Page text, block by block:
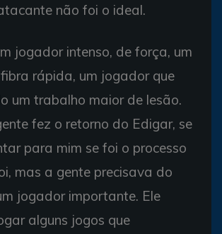
não foi o ideal.
jogador intenso, de força, um
rápida, um jogador que
um trabalho maior de lesão.
fez o retorno do Edigar, se
para mim se foi o processo
mas a gente precisava do
jogador importante. Ele
alguns jogos que